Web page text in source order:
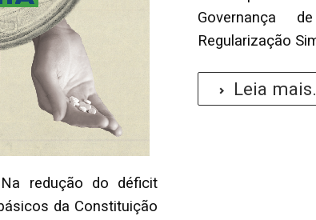
redução do déficit
da Constituição
Governança
Regularização
Leia mais...